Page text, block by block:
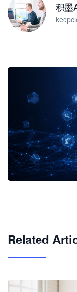
积墨
Related